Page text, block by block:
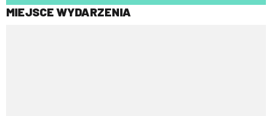
MIEJSCE WYDARZENIA